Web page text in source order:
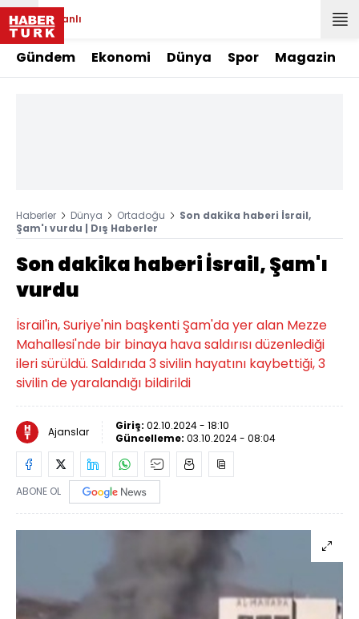
Canlı
Gündem Ekonomi Dünya Spor Magazin
Haberler Dünya Ortadoğu
Son dakika haberi İsrail,
Şam'ı vurdu | Dış Haberler
Son dakika haberi İsrail, Şam'ı
vurdu
İsrail'in, Suriye'nin başkenti Şam'da yer alan Mezze
Mahallesi'nde bir binaya hava saldırısı düzenlediği
ileri sürüldü. Saldırıda 3 sivilin hayatını kaybettiği, 3
sivilin de yaralandığı bildirildi
Ajanslar Giriş: 02.10.2024 - 18:10
Güncelleme: 03.10.2024 - 08:04
ABONE OL